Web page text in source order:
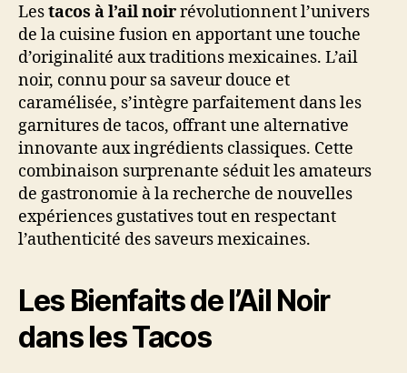
Lestacos à l’ail noirrévolutionnent l’univers
de la cuisine fusion en apportant une touche
d’originalité aux traditions mexicaines. L’ail
noir, connu pour sa saveur douce et
caramélisée, s’intègre parfaitement dans les
garnitures de tacos, offrant une alternative
innovante aux ingrédients classiques. Cette
combinaison surprenante séduit les amateurs
de gastronomie à la recherche de nouvelles
expériences gustatives tout en respectant
l’authenticité des saveurs mexicaines.
Les Bienfaits de l’Ail Noir
dans les Tacos